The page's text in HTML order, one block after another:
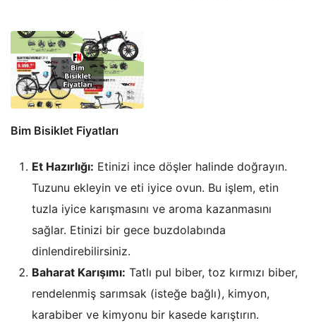
Bim Bisiklet Fiyatları
Et Hazırlığı: Etinizi ince döşler halinde doğrayın.
Tuzunu ekleyin ve eti iyice ovun. Bu işlem, etin
tuzla iyice karışmasını ve aroma kazanmasını
sağlar. Etinizi bir gece buzdolabında
dinlendirebilirsiniz.
Baharat Karışımı: Tatlı pul biber, toz kırmızı biber,
rendelenmiş sarımsak (isteğe bağlı), kimyon,
karabiber ve kimyonu bir kasede karıştırın.